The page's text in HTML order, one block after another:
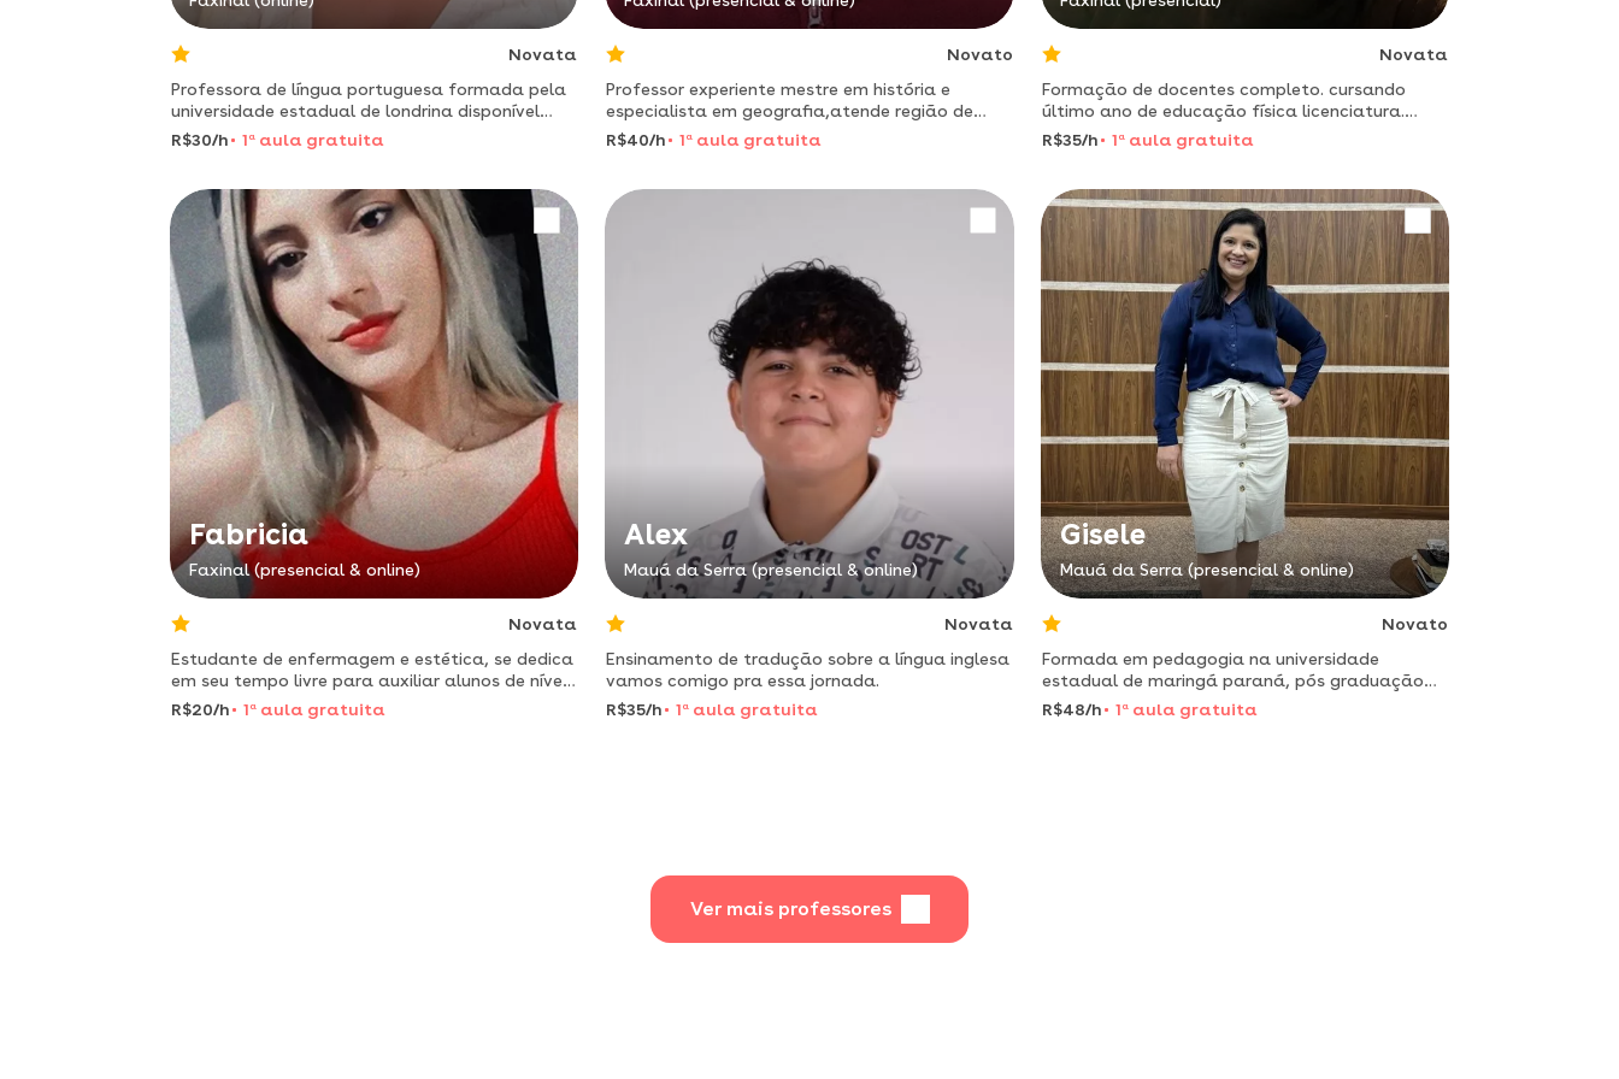
Novata
Professora de língua portuguesa formada pela
universidade estadual de londrina disponível
para aulas particulares virtuais!
R$30/h 1 a aula gratuita
Novato
Professor experiente mestre em história e
especialista em geografia,atende região de
londrina.
R$40/h 1 a aula gratuita
Novata
Formação de docentes completo. cursando
último ano de educação física licenciatura.
experiências em sala de aula.
R$35/h 1 aaula gratuita
Fabricia
Faxinal (presencial & online)
Novata
Estudante de enfermagem e estética, se dedica
em seu tempo livre para auxiliar alunos de nível
médio e superior em atividades de casa e
trabalhos acadêmicos.
R$20/h 1 a aula gratuita
Alex
Mauá da Serra (presencial & online)
Novata
Ensinamento de tradução sobre a língua inglesa
vamos comigo pra essa jornada.
R$35/h
1 a aula gratuita
Gisele
Mauá da Serra (presencial & online)
Novato
Formada em pedagogia na universidade
estadual de maringá paraná, pós graduação
em artes, ludopedagogia, educação especial,
R$48/h 1 aaula gratuita
Ver mais professores